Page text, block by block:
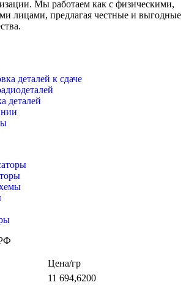
Мы работаем как с физическими,
лицами, предлагая честные и выгодные
деталей к сдаче
деталей
Цена/гр
11 694,6200